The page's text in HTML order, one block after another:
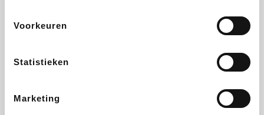
Voorkeuren
Statistieken
Marketing
EuroGifts Get Your Guide